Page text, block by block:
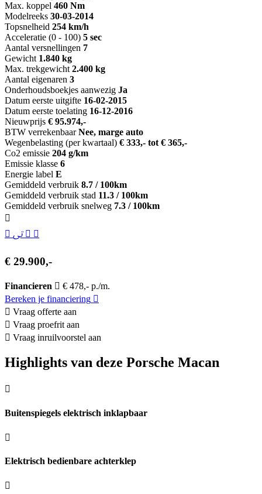
Max. koppel 460 Nm
Modelreeks 30-03-2014
Topsnelheid 254 km/h
Acceleratie (0 - 100) 5 sec
Aantal versnellingen 7
Gewicht 1.840 kg
Max. trekgewicht 2.400 kg
Aantal eigenaren 3
Onderhoudsboekjes aanwezig Ja
Datum eerste uitgifte 16-02-2015
Datum eerste toelating 16-12-2016
Nieuwprijs € 95.974,-
BTW verrekenbaar Nee, marge auto
Wegenbelasting (per kwartaal) € 333,- tot € 365,-
Co2 emissie 204 g/km
Emissie klasse 6
Energie label E
Gemiddeld verbruik 8.7 / 100km
Gemiddeld verbruik stad 11.3 / 100km
Gemiddeld verbruik snelweg 7.3 / 100km
€ 29.900,-
Financieren
€ 478,- p./m.
Bereken je financiering
Vraag offerte aan
Vraag proefrit aan
Vraag inruilvoorstel aan
Highlights van deze Porsche Macan
Buitenspiegels elektrisch inklapbaar
Elektrisch bedienbare achterklep